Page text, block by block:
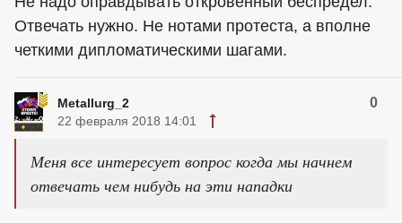
Отвечать нужно. Не нотами протеста, а вполне
четкими дипломатическими шагами.
Metallurg_2 0
22 февраля 2018 14:01
Меня все интересует вопрос когда мы начнем
отвечать чем нибудь на эти нападки